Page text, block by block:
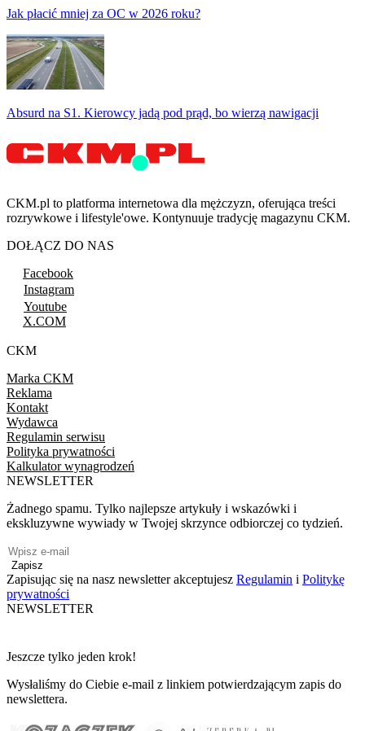
Jak płacić mniej za OC w 2026 roku?
Absurd na S1. Kierowcy jadą pod prąd, bo wierzą nawigacji
CKM.pl to platforma internetowa dla mężczyzn, oferująca treści
rozrywkowe i lifestyle'owe. Kontynuuje tradycję magazynu CKM.
DOŁĄCZ DO NAS
Facebook
Instagram
Youtube
X.COM
CKM
Marka CKM
Reklama
Kontakt
Wydawca
Regulamin serwisu
Polityka prywatności
Kalkulator wynagrodzeń
NEWSLETTER
Żadnego spamu. Tylko najlepsze artykuły i wskazówki i
ekskluzywne wywiady w Twojej skrzynce odbiorczej co tydzień.
Zapisz
Zapisując się na nasz newsletter akceptujesz Regulamin i Politykę
prywatności
NEWSLETTER
Jeszcze tylko jeden krok!
Wysłaliśmy do Ciebie e-mail z linkiem potwierdzającym zapis do
newslettera.